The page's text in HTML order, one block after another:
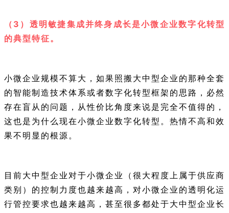
（3）透明敏捷集成并终身成长是小微企业数字化转型
的典型特征。
小微企业规模不算大，如果照搬大中型企业的那种全套
的智能制造技术体系或者数字化转型框架的思路，必然
存在盲从的问题，从性价比角度来说是完全不值得的，
这也是为什么现在小微企业数字化转型。热情不高和效
果不明显的根源。
目前大中型企业对于小微企业（很大程度上属于供应商
类别）的控制力度也越来越高，对小微企业的透明化运
行管控要求也越来越高，甚至很多都处于大中型企业长